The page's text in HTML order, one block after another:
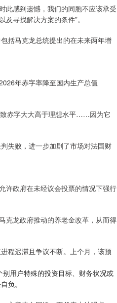
此感到遗憾，我们的同胞不应该承受
寻找解决方案的条件”。
括马克龙总统提出的在未来两年增
年赤字率降至国内生产总值
赤字大大高于理想水平……因为它
失败，进一步加剧了市场对法国财
许政府在未经议会投票的情况下强行
克龙政府推动的养老金改革，从而得
程迟滞且争议不断。上个月，该预
用户特殊的投资目标、财务状况或
负。